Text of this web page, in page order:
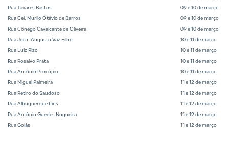
Rua Tavares Bastos 09 e 10 de março
Rua Cel. Murilo Otávio de Barros 09 e 10 de março
Rua Cônego Cavalcante de Oliveira 09 e 10 de março
Rua Jorn. Augusto Vaz Filho 10 e 11 de março
Rua Luiz Rizo 10 e 11 de março
Rua Rosalvo Prata 10 e 11 de março
Rua Antônio Procópio 10 e 11 de março
Rua Miguel Palmeira 11 e 12 de março
Rua Retiro do Saudoso 11 e 12 de março
Rua Albuquerque Lins 11 e 12 de março
Rua Antônio Guedes Nogueira 11 e 12 de março
Rua Goiás 11 e 12 de março